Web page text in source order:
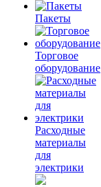
Пакеты
Торговое
оборудование
Расходные
материалы
для
электрики